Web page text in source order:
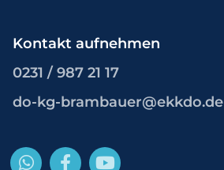
Kontakt aufnehmen
0231 / 987 21 17
do-kg-brambauer@ekkdo.de